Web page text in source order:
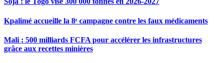
Kpalimé accueille la 8ᵉ campagne contre les faux médicaments
Mali : 500 milliards FCFA pour accélérer les infrastructures
grâce aux recettes minières